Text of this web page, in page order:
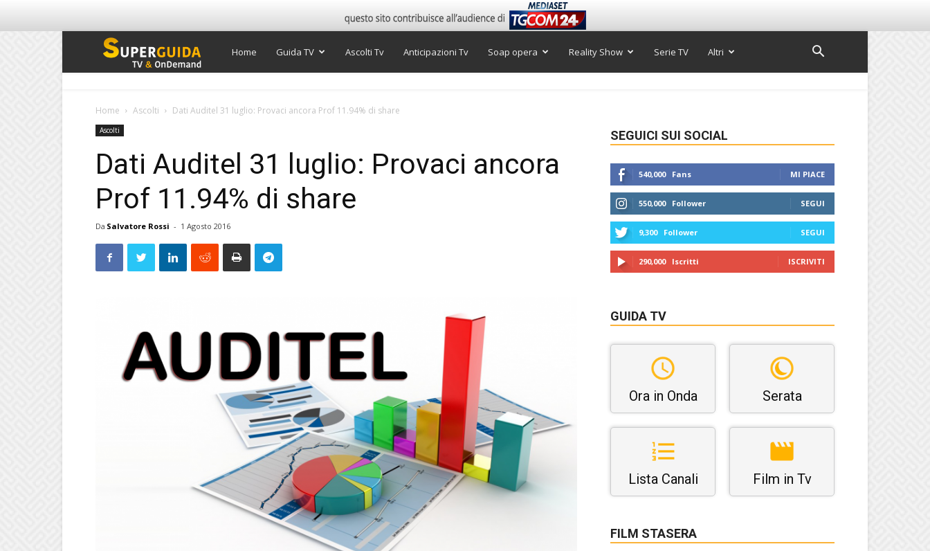
Super
Home Guida TV Ascolti Tv Anticipazioni Tv Soap opera Reality Show Serie TV Altri
Home Ascolti Dati Auditel 31 luglio: Provaci ancora Prof 11.94% di share
Ascolti
Dati Auditel 31 luglio: Provaci ancora
Prof 11.94% di share
Da Salvatore Rossi - 1 Agosto 2016
SEGUICI SUI SOCIAL
540,000 Fans MI PIACE
550,000 Follower SEGUI
9,300 Follower SEGUI
290,000 Iscritti ISCRIVITI
GUIDA TV
Ora in Onda Serata
Lista Canali Film in Tv
FILM STASERA